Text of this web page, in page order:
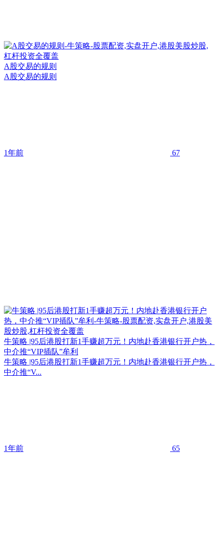
A股交易的规则
A股交易的规则
1年前 67
牛策略 |95后港股打新1手赚超万元！内地赴香港银行开户热，
中介推“VIP插队”牟利
牛策略 |95后港股打新1手赚超万元！内地赴香港银行开户热，
中介推“V...
1年前 65